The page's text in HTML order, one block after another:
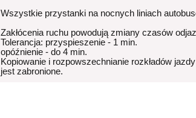
Wszystkie przystanki na nocnych liniach
Zakłócenia ruchu powodują zmiany czasów
Tolerancja: przyspieszenie - 1 min.
opóźnienie - do 4 min.
Kopiowanie i rozpowszechnianie rozkładów
jest zabronione.